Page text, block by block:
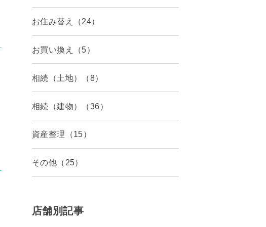
お住み替え（24）
お買い換え（5）
相続（土地）（8）
相続（建物）（36）
資産整理（15）
その他（25）
店舗別記事